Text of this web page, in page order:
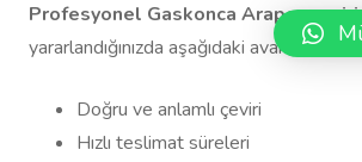
Profesyonel Gaskonca Arapça çeviri
yararlandığınızda aşağıdaki avantajlardan
Doğru ve anlamlı çeviri
Hızlı teslimat süreleri